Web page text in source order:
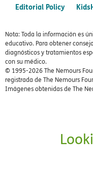
Editorial Policy
Nota: Toda la información es
educativo. Para obtener
diagnósticos y tratamientos
con su médico.
© 1995-2026 The Nemours
registrada de The Nemours
Imágenes obtenidas de The